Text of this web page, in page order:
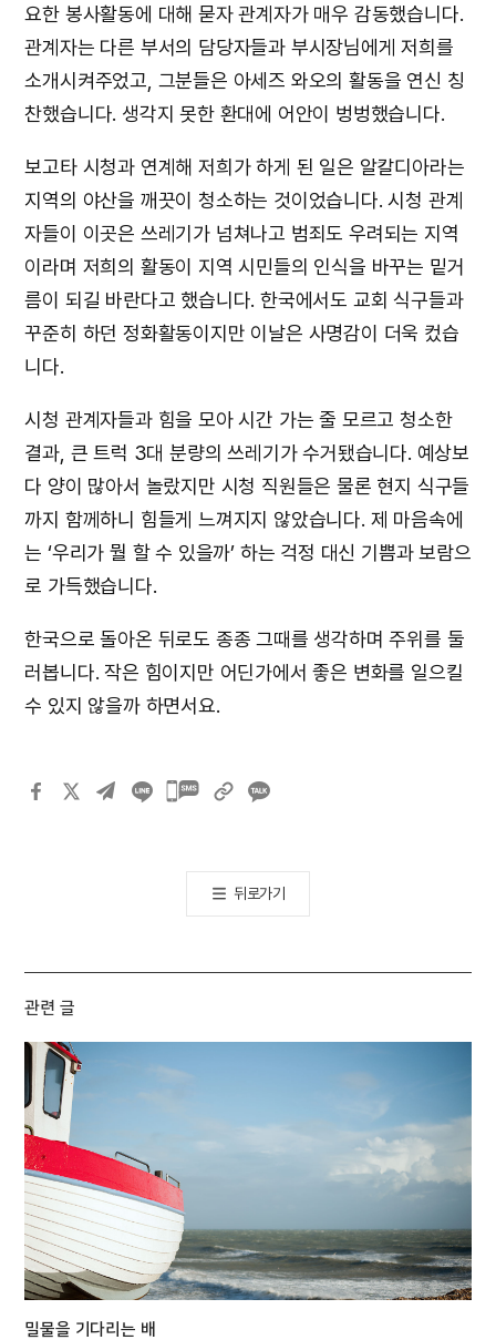
요한 봉사활동에 대해 묻자 관계자가 매우 감동했습니다.
관계자는 다른 부서의 담당자들과 부시장님에게 저희를
소개시켜주었고, 그분들은 아세즈 와오의 활동을 연신 칭
찬했습니다. 생각지 못한 환대에 어안이 벙벙했습니다.
보고타 시청과 연계해 저희가 하게 된 일은 알칼디아라는
지역의 야산을 깨끗이 청소하는 것이었습니다. 시청 관계
자들이 이곳은 쓰레기가 넘쳐나고 범죄도 우려되는 지역
이라며 저희의 활동이 지역 시민들의 인식을 바꾸는 밑거
름이 되길 바란다고 했습니다. 한국에서도 교회 식구들과
꾸준히 하던 정화활동이지만 이날은 사명감이 더욱 컸습
니다.
시청 관계자들과 힘을 모아 시간 가는 줄 모르고 청소한
결과, 큰 트럭 3대 분량의 쓰레기가 수거됐습니다. 예상보
다 양이 많아서 놀랐지만 시청 직원들은 물론 현지 식구들
까지 함께하니 힘들게 느껴지지 않았습니다. 제 마음속에
는 ‘우리가 뭘 할 수 있을까’ 하는 걱정 대신 기쁨과 보람으
로 가득했습니다.
한국으로 돌아온 뒤로도 종종 그때를 생각하며 주위를 둘
러봅니다. 작은 힘이지만 어딘가에서 좋은 변화를 일으킬
수 있지 않을까 하면서요.
카카오톡
뒤로가기
관련 글
밀물을 기다리는 배